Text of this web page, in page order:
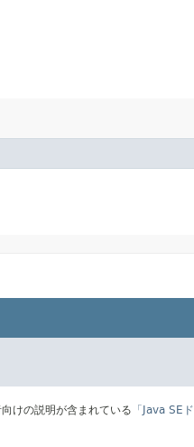
けの説明が含まれている 「Java SE